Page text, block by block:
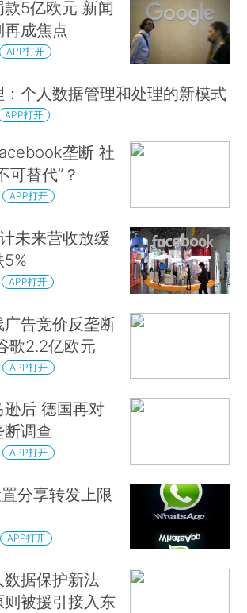
5亿欧元 新闻
成焦点
APP打开
个人数据管理和处理的新模式
APP打开
垄断 社
可替代”？
APP打开
未来营收放缓
APP打开
告竞价反垄断
歌2.2亿欧元
APP打开
后 德国再对
调查
APP打开
分享转发上限
APP打开
据保护新法
被援引接入东